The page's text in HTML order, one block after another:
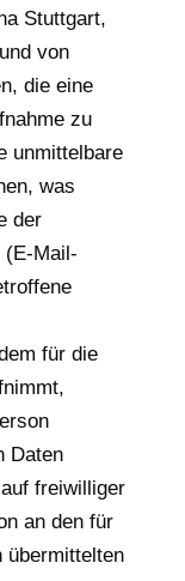
Stuttgart,
von
die eine
zu
unmittelbare
was
der
(E-Mail-
für die
Daten
freiwilliger
an den für
übermittelten